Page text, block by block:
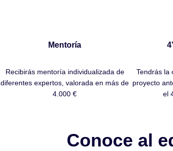
Mentoría
Recibirás mentoría individualizada de
diferentes expertos, valorada en más de
4.000 €
Tendrás la
proyecto
el
Conoce al